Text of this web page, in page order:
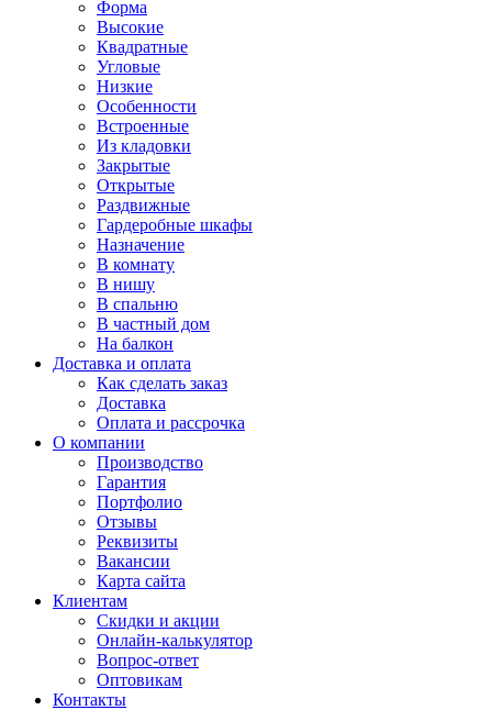
Форма
Высокие
Квадратные
Угловые
Низкие
Особенности
Встроенные
Из кладовки
Закрытые
Открытые
Раздвижные
Гардеробные шкафы
Назначение
В комнату
В нишу
В спальню
В частный дом
На балкон
Доставка и оплата
Как сделать заказ
Доставка
Оплата и рассрочка
О компании
Производство
Гарантия
Портфолио
Отзывы
Реквизиты
Вакансии
Карта сайта
Клиентам
Скидки и акции
Онлайн-калькулятор
Вопрос-ответ
Оптовикам
Контакты